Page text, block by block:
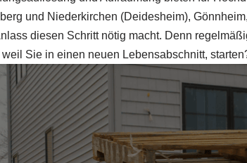
und Niederkirchen (Deidesheim),
diesen Schritt nötig macht. Denn
Sie in einen neuen Lebensabschnitt,